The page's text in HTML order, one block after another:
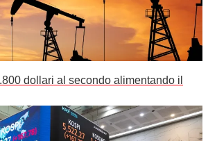
dollari al secondo alimentando il